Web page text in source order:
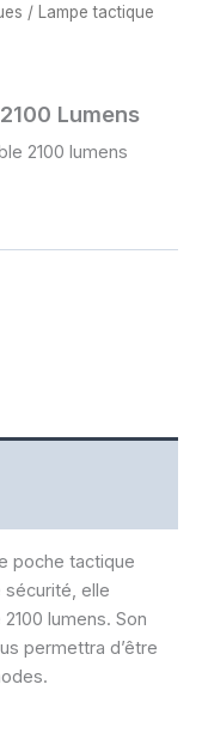
/ Lampe tactique
Lumens
2100 lumens
poche tactique
elle
lumens. Son
permettra d’être